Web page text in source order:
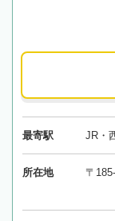
最寄駅 JR・
所在地 〒